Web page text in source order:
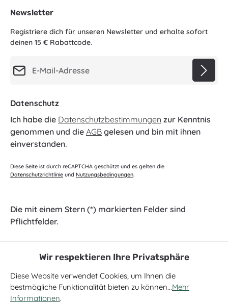
Newsletter
Registriere dich für unseren Newsletter und erhalte sofort
deinen 15 € Rabattcode.
Datenschutz
Ich habe die Datenschutzbestimmungen zur Kenntnis
genommen und die AGB gelesen und bin mit ihnen
einverstanden.
Diese Seite ist durch reCAPTCHA geschützt und es gelten die
Datenschutzrichtlinie und Nutzungsbedingungen.
Die mit einem Stern (*) markierten Felder sind
Pflichtfelder.
Wir respektieren Ihre Privatsphäre
Diese Website verwendet Cookies, um Ihnen die
bestmögliche Funktionalität bieten zu können...Mehr
Informationen.